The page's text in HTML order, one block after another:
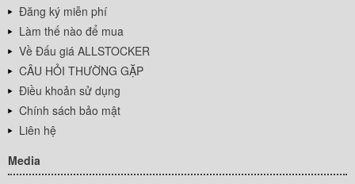
Đăng ký miễn phí
Làm thế nào để mua
Về Đấu giá ALLSTOCKER
CÂU HỎI THƯỜNG GẶP
Điều khoản sử dụng
Chính sách bảo mật
Liên hệ
Media